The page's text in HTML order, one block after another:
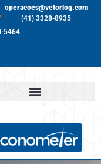
operacoes@vetorlog.com
(41) 3328-8935
5464